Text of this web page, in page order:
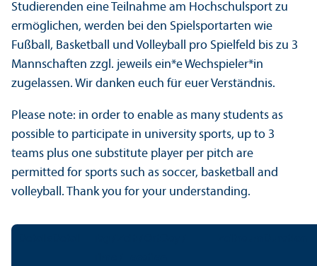
Studierenden eine Teilnahme am Hochschulsport zu
ermöglichen, werden bei den Spielsportarten wie
Fußball, Basketball und Volleyball pro Spielfeld bis zu 3
Mannschaften zzgl. jeweils ein*e Wechspieler*in
zugelassen. Wir danken euch für euer Verständnis.
Please note: in order to enable as many students as
possible to participate in university sports, up to 3
teams plus one substitute player per pitch are
permitted for sports such as soccer, basketball and
volleyball. Thank you for your understanding.